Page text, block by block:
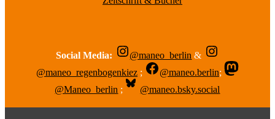
Social Media: @maneo_berlin &
@maneo_regenbogenkiez ; @maneo.berlin;
@Maneo_berlin ; @maneo.bsky.social